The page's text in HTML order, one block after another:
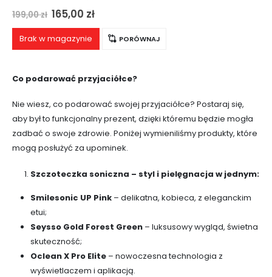
bielszy wygląd, a dziąsłom zdrowie. Dostępna w eleganckim,
różowym kolorze, szczoteczka została wyposażona w…
199,00zł Pierwotna
cena
wynosiła:
199,00 zł.
165,00 złAktualna
wynosi:
165,00 zł.
Brak w magazynie PORÓWNAJ
Co podarować przyjaciółce?
Nie wiesz, co podarować swojej przyjaciółce? Postaraj się,
aby był to funkcjonalny prezent, dzięki któremu będzie mogła
zadbać o swoje zdrowie. Poniżej wymieniliśmy produkty, które
mogą posłużyć za upominek.
Szczoteczka soniczna – styl i pielęgnacja w jednym:
Smilesonic UP Pink– delikatna, kobieca, z eleganckim
etui;
Seysso Gold Forest Green– luksusowy wygląd, świetna
skuteczność;
Oclean X Pro Elite– nowoczesna technologia z
wyświetlaczem i aplikacją.